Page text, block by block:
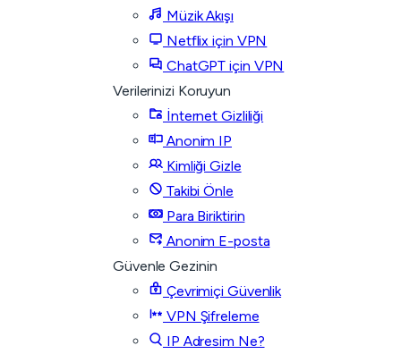
Müzik Akışı
Netflix için VPN
ChatGPT için VPN
Verilerinizi Koruyun
İnternet Gizliliği
Anonim IP
Kimliği Gizle
Takibi Önle
Para Biriktirin
Anonim E-posta
Güvenle Gezinin
Çevrimiçi Güvenlik
VPN Şifreleme
IP Adresim Ne?